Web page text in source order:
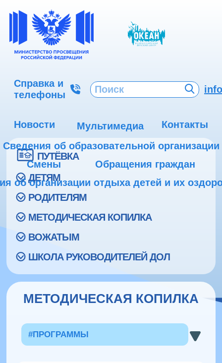
Справка и
телефоны
Новости Мультимедиа
Контакты
Сведения об образовательной организации
Смены
Обращения граждан
об организации отдыха детей и их
ПУТЁВКА
ДЕТЯМ
РОДИТЕЛЯМ
МЕТОДИЧЕСКАЯ КОПИЛКА
ВОЖАТЫМ
ШКОЛА РУКОВОДИТЕЛЕЙ ДОЛ
МЕТОДИЧЕСКАЯ КОПИЛКА
#ПРОГРАММЫ